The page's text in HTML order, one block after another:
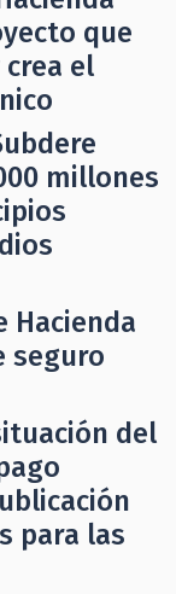
que
el
millones
Hacienda
seguro
del
para las